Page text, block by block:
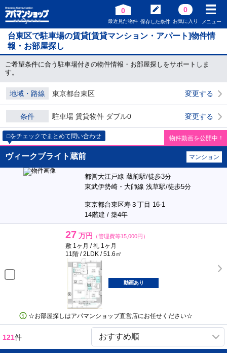
0
最近見た物件 保存した条件
0
お気に入り メニュー
台東区で駐車場の賃貸[賃貸マンション・アパート]物件情
報・お部屋探し
ご希望条件に合う駐車場付きの物件情報・お部屋探しをサポートしま
す。
地域・路線 東京都台東区 変更する
条件 駐車場 賃貸物件 ダブル0 変更する
□をチェックでまとめて問い合わせ 物件動画を公開中！
ヴィークブライト蔵前 マンション
都営大江戸線 蔵前駅/徒歩3分
東武伊勢崎・大師線 浅草駅/徒歩5分
東京都台東区寿３丁目 16-1
14階建 / 築4年
27 万円 （管理費等15,000円）
敷 1ヶ月 / 礼 1ヶ月
11階 / 2LDK / 51.6㎡
動画あり
☆お部屋探しはアパマンショップ直営店にお任せください☆
121件